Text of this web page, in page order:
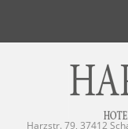
Harzstr. 79, 37412